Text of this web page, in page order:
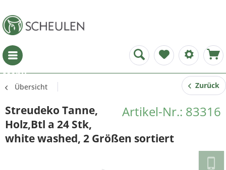
Menü
Übersicht Zurück
Artikel-Nr.: 83316
Streudeko Tanne,
Holz,Btl a 24 Stk,
white washed, 2 Größen sortiert